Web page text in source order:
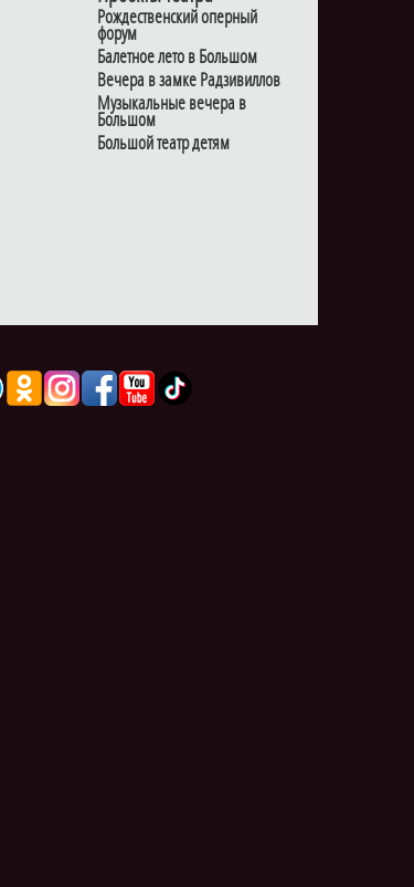
Рождественский оперный
форум
Балетное лето в Большом
Вечера в замке Радзивиллов
Музыкальные вечера в
Большом
Большой театр детям